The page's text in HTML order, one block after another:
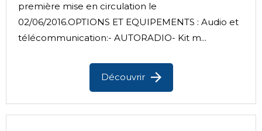
première mise en circulation le
02/06/2016.OPTIONS ET EQUIPEMENTS : Audio et
télécommunication:- AUTORADIO- Kit m...
Découvrir